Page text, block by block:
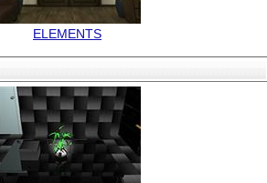
ELEMENTS